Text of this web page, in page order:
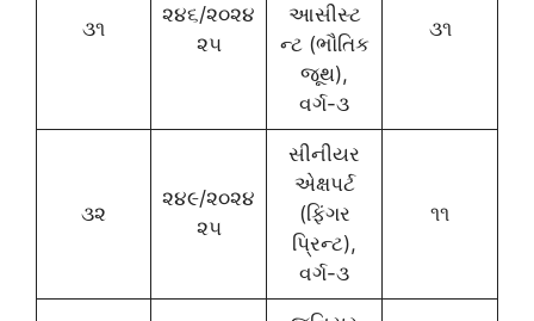
૩૧
૨૪૬/૨૦૨૪
૨૫
આસીસ્ટ
ન્ટ (ભૌતિક
જૂથ),
વર્ગ-૩
૩૧
૩૨
૨૪૯/૨૦૨૪
૨૫
સીનીયર
એક્ષપર્ટ
(ફિંગર
પ્રિન્ટ),
વર્ગ-૩
૧૧